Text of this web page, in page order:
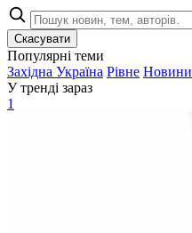
Скасувати
Популярні теми
Західна Україна Рівне Новини
У тренді зараз
1